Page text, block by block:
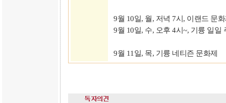
9월 10일, 월, 저녁 7시, 이랜드 문
9월 10일, 수, 오후 4시~, 기륭 일일
9월 11일, 목, 기륭 네티즌 문화제